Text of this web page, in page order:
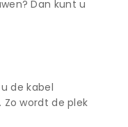
Dan kunt u
de kabel
wordt de plek